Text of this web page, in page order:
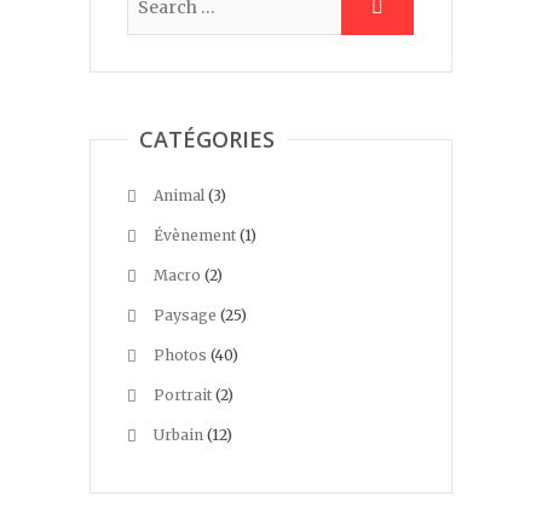
CATÉGORIES
Animal (3)
Évènement (1)
Macro (2)
Paysage (25)
Photos (40)
Portrait (2)
Urbain (12)